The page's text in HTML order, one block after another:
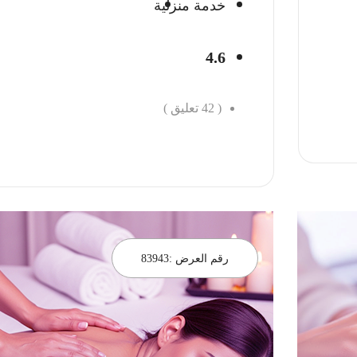
خدمة منزلية
4.6
(
42تعليق )
رقم العرض :83943